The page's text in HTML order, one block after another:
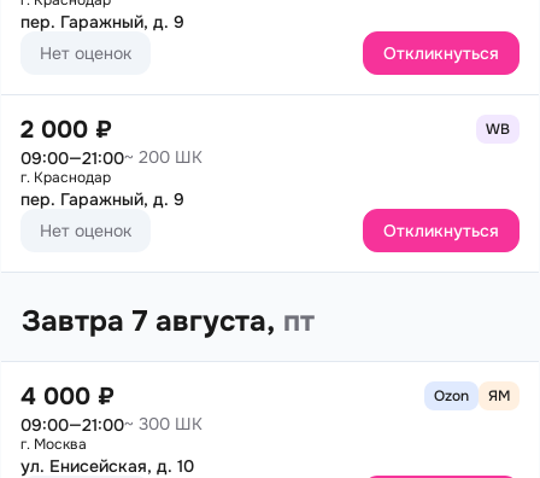
пер. Гаражный, д. 9
Нет оценок
Откликнуться
2 000 ₽
09:00—21:00~ 200 ШК
WB
г. Краснодар
пер. Гаражный, д. 9
Нет оценок
Откликнуться
Завтра 7 августа, пт
4 000 ₽
09:00—21:00~ 300 ШК
Ozon ЯМ
г. Москва
ул. Енисейская, д. 10